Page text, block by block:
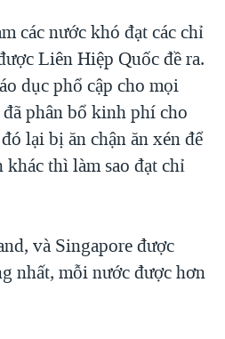
các nước khó đạt các chỉ
Liên Hiệp Quốc đề ra.
dục phổ cập cho mọi
phân bổ kinh phí cho
lại bị ăn chận ăn xén để
thì làm sao đạt chỉ
và Singapore được
nhất, mỗi nước được hơn